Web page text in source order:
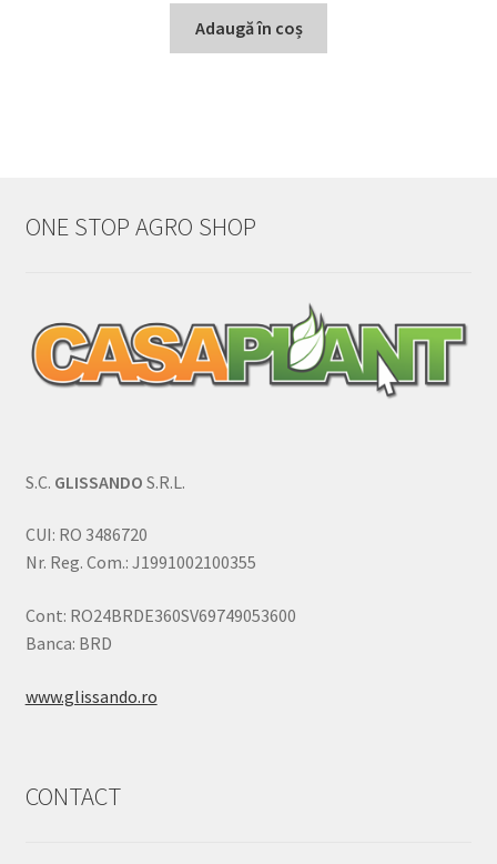
Adaugă în coș
ONE STOP AGRO SHOP
S.C. GLISSANDO S.R.L.
CUI: RO 3486720
Nr. Reg. Com.: J1991002100355
Cont: RO24BRDE360SV69749053600
Banca: BRD
www.glissando.ro
CONTACT